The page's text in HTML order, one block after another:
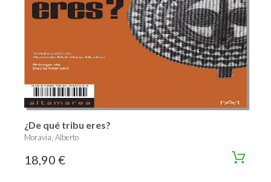
¿De qué tribu eres?
Moravia, Alberto
18,90 €